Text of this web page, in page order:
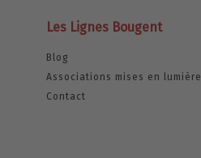
Les Lignes Bougent
Blog
Associations mises en lumière
Contact